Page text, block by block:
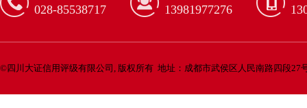
028-85538717 13981977276
©四川大证信用评级有限公司, 版权所有 地址：成都市武侯区人民南路四段27